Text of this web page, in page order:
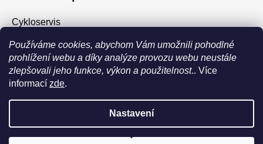
Používáme cookies, abychom Vám umožnili pohodlné
prohlížení webu a díky analýze provozu webu neustále
zlepšovali jeho funkce, výkon a použitelnost.. Více
informací zde.
Nastavení
POZOR - stav zboží SKLADEM neodpovídá stavu na prodejně. Při
objednání zboží s vyzvednutím na prodejně vždy vyčkejte na
Cykloservis
Skiservis
Obchodní podmínky
Podmínky ochrany osobních údajů
Vytvořil Shoptet